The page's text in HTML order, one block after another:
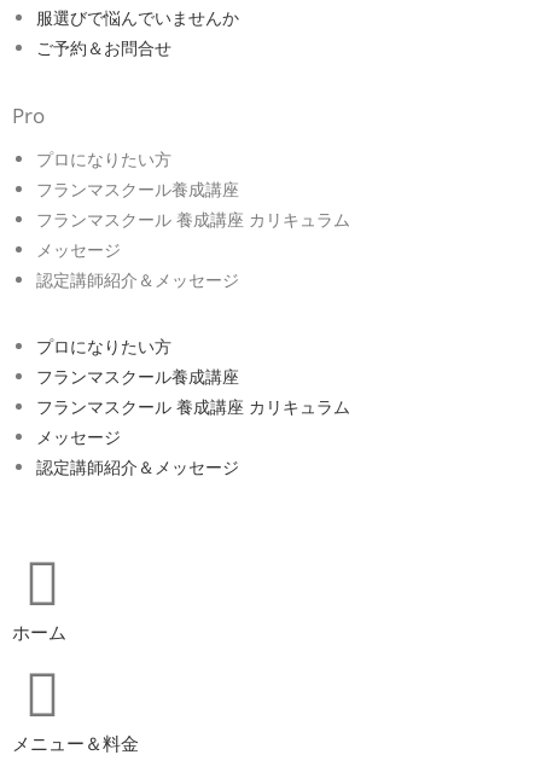
服選びで悩んでいませんか
ご予約＆お問合せ
Pro
プロになりたい方
フランマスクール養成講座
フランマスクール 養成講座 カリキュラム
メッセージ
認定講師紹介＆メッセージ
プロになりたい方
フランマスクール養成講座
フランマスクール 養成講座 カリキュラム
メッセージ
認定講師紹介＆メッセージ
ホーム
メニュー＆料金